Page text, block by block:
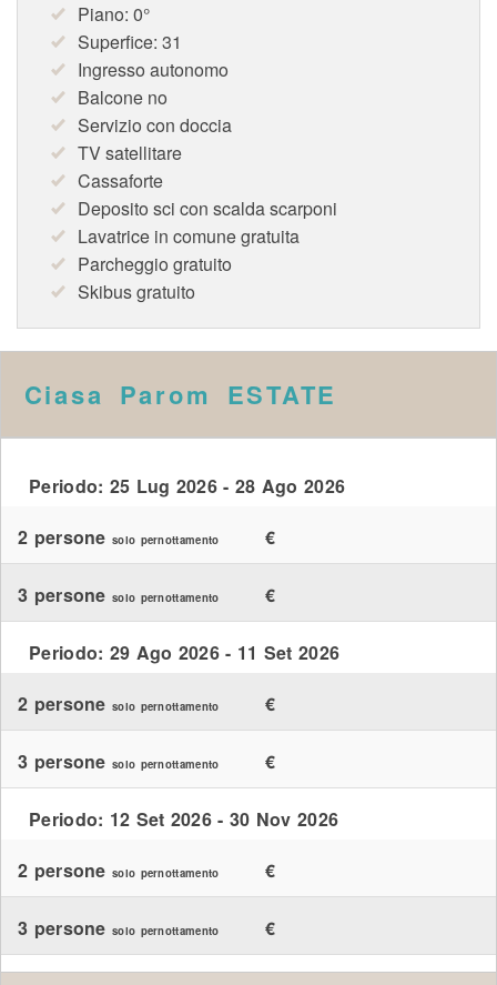
Piano: 0°
Superfice: 31
Ingresso autonomo
Balcone no
Servizio con doccia
TV satellitare
Cassaforte
Deposito sci con scalda scarponi
Lavatrice in comune gratuita
Parcheggio gratuito
Skibus gratuito
Ciasa Parom ESTATE
Periodo: 25 Lug 2026 - 28 Ago 2026
2 persone solo pernottamento €
3 persone solo pernottamento €
Periodo: 29 Ago 2026 - 11 Set 2026
2 persone solo pernottamento €
3 persone solo pernottamento €
Periodo: 12 Set 2026 - 30 Nov 2026
2 persone solo pernottamento €
3 persone solo pernottamento €